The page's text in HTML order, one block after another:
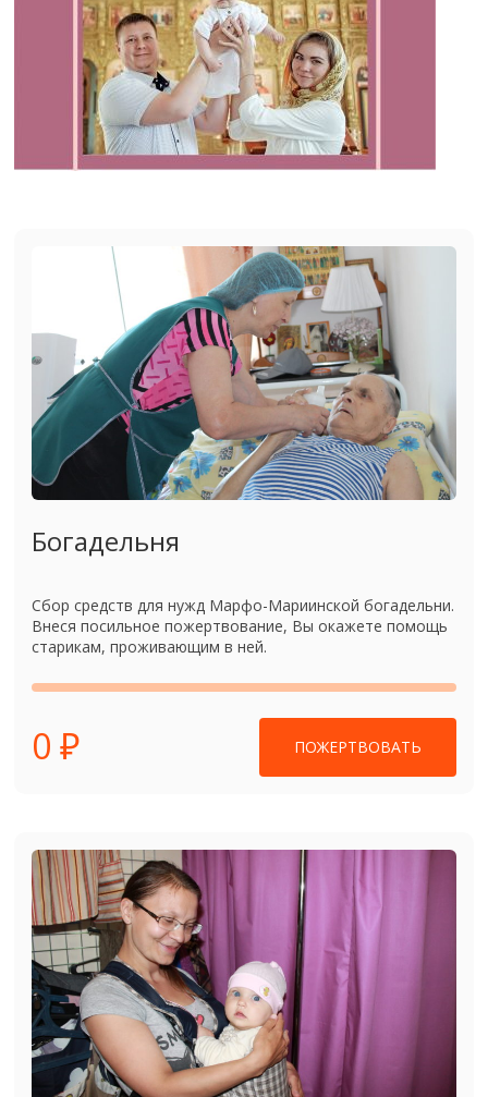
Богадельня
Сбор средств для нужд Марфо-Мариинской богадельни.
Внеся посильное пожертвование, Вы окажете помощь
старикам, проживающим в ней.
0 ₽ ПОЖЕРТВОВАТЬ